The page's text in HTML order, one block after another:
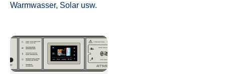
Warmwasser, Solar usw.